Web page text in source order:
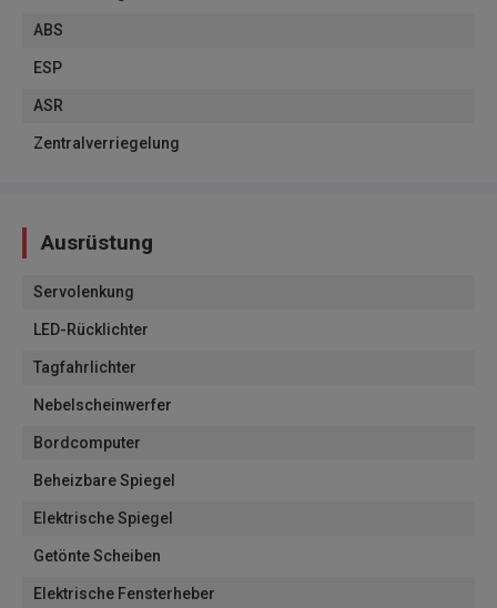
ABS
ESP
ASR
Zentralverriegelung
Ausrüstung
Servolenkung
LED-Rücklichter
Tagfahrlichter
Nebelscheinwerfer
Bordcomputer
Beheizbare Spiegel
Elektrische Spiegel
Getönte Scheiben
Elektrische Fensterheber